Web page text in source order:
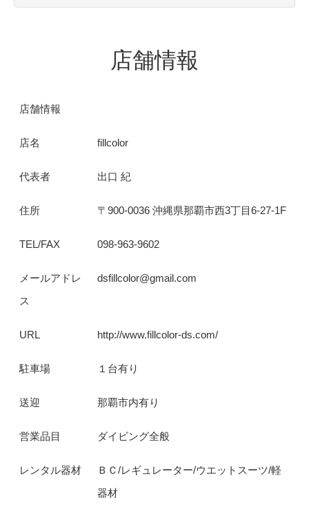
店舗情報
店舗情報
店名 fillcolor
代表者 出口 紀
住所 〒900-0036 沖縄県那覇市西3丁目6-27-1F
TEL/FAX 098-963-9602
メールアドレ
ス
dsfillcolor@gmail.com
URL http://www.fillcolor-ds.com/
駐車場 １台有り
送迎 那覇市内有り
営業品目 ダイビング全般
レンタル器材
ＢＣ/レギュレーター/ウエットスーツ/軽
器材